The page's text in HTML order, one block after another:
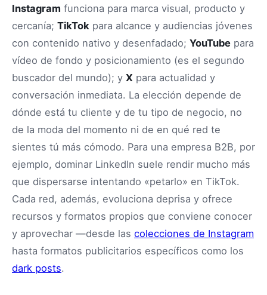
Instagram funciona para marca visual, producto y
cercanía; TikTok para alcance y audiencias jóvenes
con contenido nativo y desenfadado; YouTube para
vídeo de fondo y posicionamiento (es el segundo
buscador del mundo); y X para actualidad y
conversación inmediata. La elección depende de
dónde está tu cliente y de tu tipo de negocio, no
de la moda del momento ni de en qué red te
sientes tú más cómodo. Para una empresa B2B, por
ejemplo, dominar LinkedIn suele rendir mucho más
que dispersarse intentando «petarlo» en TikTok.
Cada red, además, evoluciona deprisa y ofrece
recursos y formatos propios que conviene conocer
y aprovechar —desde las colecciones de Instagram
hasta formatos publicitarios específicos como los
dark posts.